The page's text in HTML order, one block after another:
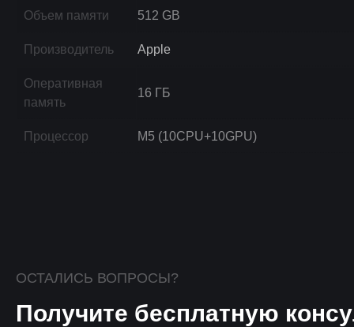
Объем памяти 512 GB
Производитель Apple
Оперативная
память
16 ГБ
Процессор M5 (10CPU+10GPU)
ОСТАЛИСЬ ВОПРОСЫ?
Получите бесплатную